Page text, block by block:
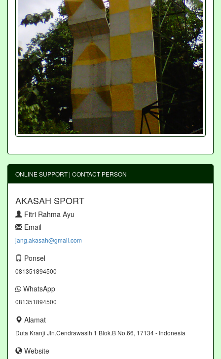
ONLINE SUPPORT | CONTACT PERSON
AKASAH SPORT
Fitri Rahma Ayu
Email
jang.akasah@gmail.com
Ponsel
081351894500
WhatsApp
081351894500
Alamat
Duta Kranji Jln.Cendrawasih 1 Blok.B No.66, 17134 - Indonesia
Website